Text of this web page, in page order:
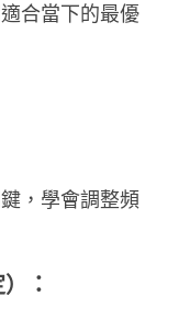
合當下的最優
，學會調整頻
：